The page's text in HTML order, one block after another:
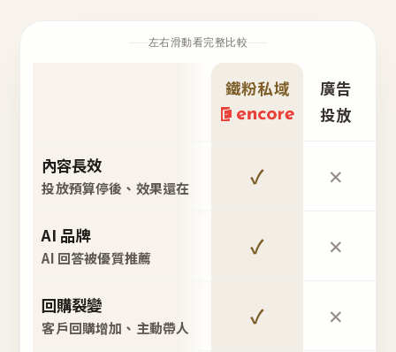
左右滑動看完整比較
鐵粉私域
廣告
投放
內容長效
投放預算停後、效果還在 ✓ ✕
AI 品牌
AI 回答被優質推薦 ✓ ✕
回購裂變
客戶回購增加、主動帶人 ✓ ✕